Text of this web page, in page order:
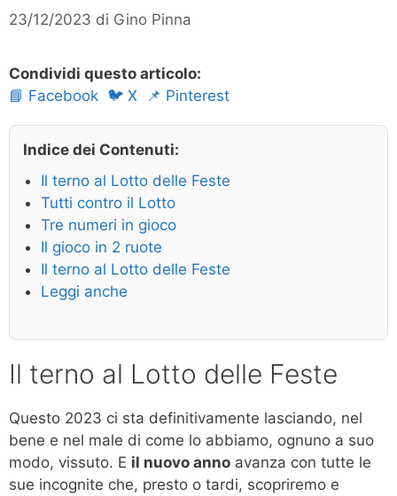
23/12/2023 di Gino Pinna
Condividi questo articolo:
📘 Facebook 🐦 X 📌 Pinterest
Indice dei Contenuti:
Il terno al Lotto delle Feste
Tutti contro il Lotto
Tre numeri in gioco
Il gioco in 2 ruote
Il terno al Lotto delle Feste
Leggi anche
Il terno al Lotto delle Feste
Questo 2023 ci sta definitivamente lasciando, nel
bene e nel male di come lo abbiamo, ognuno a suo
modo, vissuto. E il nuovo anno avanza con tutte le
sue incognite che, presto o tardi, scopriremo e